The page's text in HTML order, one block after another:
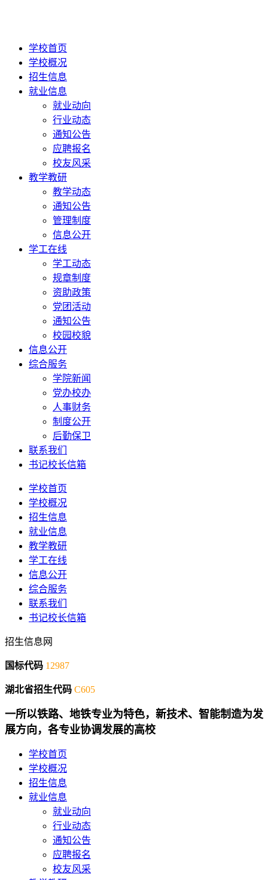
学校首页
学校概况
招生信息
就业信息
就业动向
行业动态
通知公告
应聘报名
校友风采
教学教研
教学动态
通知公告
管理制度
信息公开
学工在线
学工动态
规章制度
资助政策
党团活动
通知公告
校园校貌
信息公开
综合服务
学院新闻
党办校办
人事财务
制度公开
后勤保卫
联系我们
书记校长信箱
学校首页
学校概况
招生信息
就业信息
教学教研
学工在线
信息公开
综合服务
联系我们
书记校长信箱
招生信息网
国标代码 12987
湖北省招生代码 C605
一所以铁路、地铁专业为特色，新技术、智能制造为发
展方向，各专业协调发展的高校
学校首页
学校概况
招生信息
就业信息
就业动向
行业动态
通知公告
应聘报名
校友风采